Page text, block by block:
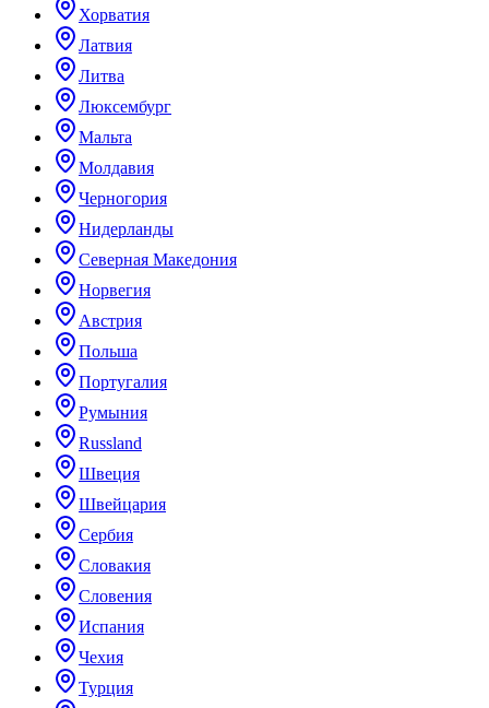
Хорватия
Латвия
Литва
Люксембург
Мальта
Молдавия
Черногория
Нидерланды
Северная Македония
Норвегия
Австрия
Польша
Португалия
Румыния
Russland
Швеция
Швейцария
Сербия
Словакия
Словения
Испания
Чехия
Турция